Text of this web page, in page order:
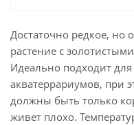
Достаточно редкое, но
растение с
Идеально подходит
акватеррариумов, при
должны быть только
живет плохо.